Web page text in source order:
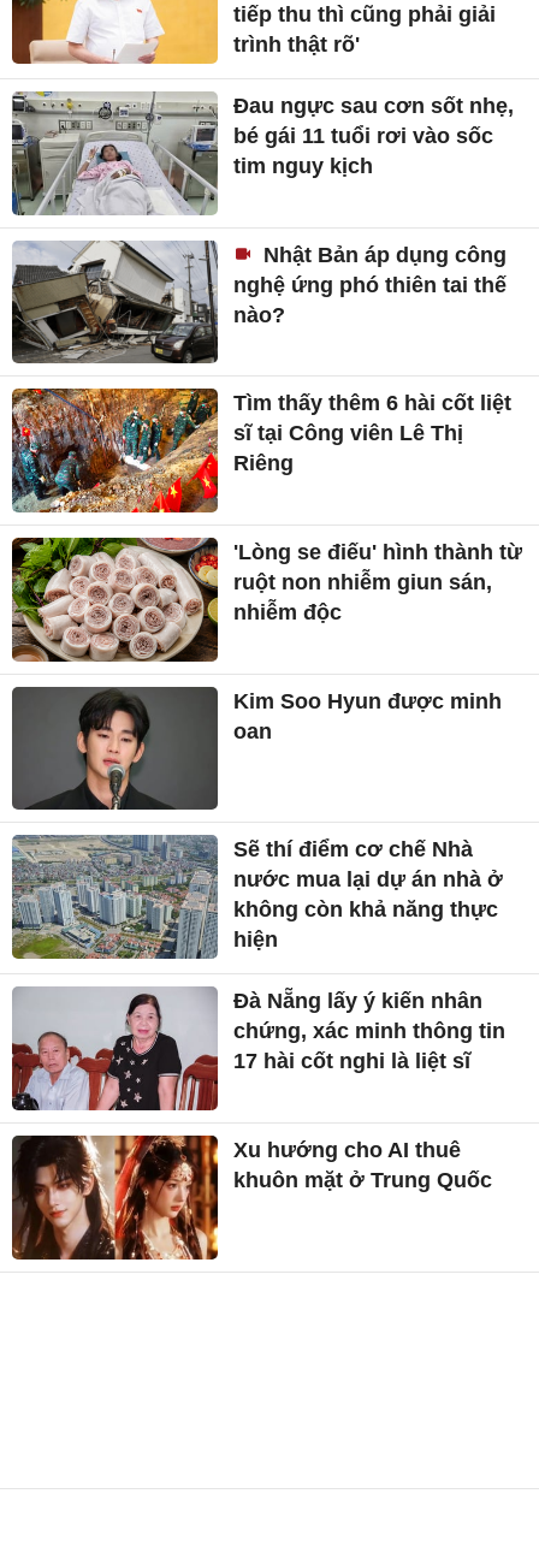
tiếp thu thì cũng phải giải
trình thật rõ'
Đau ngực sau cơn sốt nhẹ,
bé gái 11 tuổi rơi vào sốc
tim nguy kịch
Nhật Bản áp dụng công
nghệ ứng phó thiên tai thế
nào?
Tìm thấy thêm 6 hài cốt liệt
sĩ tại Công viên Lê Thị
Riêng
'Lòng se điếu' hình thành từ
ruột non nhiễm giun sán,
nhiễm độc
Kim Soo Hyun được minh
oan
Sẽ thí điểm cơ chế Nhà
nước mua lại dự án nhà ở
không còn khả năng thực
hiện
Đà Nẵng lấy ý kiến nhân
chứng, xác minh thông tin
17 hài cốt nghi là liệt sĩ
Xu hướng cho AI thuê
khuôn mặt ở Trung Quốc